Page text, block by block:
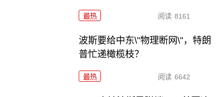
最热 阅读 8161
波斯要给中东\"物理断网\"，特朗
普忙递橄榄枝？
最热 阅读 6642